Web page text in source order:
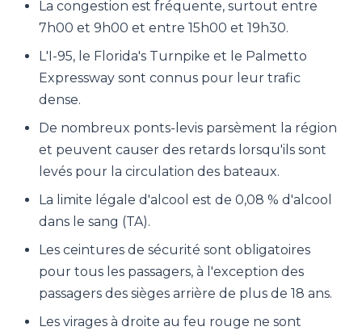
La congestion est fréquente, surtout entre
7h00 et 9h00 et entre 15h00 et 19h30.
L'I-95, le Florida's Turnpike et le Palmetto
Expressway sont connus pour leur trafic
dense.
De nombreux ponts-levis parsèment la région
et peuvent causer des retards lorsqu'ils sont
levés pour la circulation des bateaux.
La limite légale d'alcool est de 0,08 % d'alcool
dans le sang (TA).
Les ceintures de sécurité sont obligatoires
pour tous les passagers, à l'exception des
passagers des sièges arrière de plus de 18 ans.
Les virages à droite au feu rouge ne sont